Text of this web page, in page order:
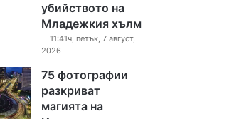
убийството на
Младежкия хълм
11:41ч, петък, 7 август,
2026
75 фотографии
разкриват
магията на